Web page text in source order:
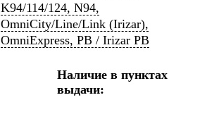
K94/114/124, N94,
OmniCity/Line/Link (Irizar),
OmniExpress, PB / Irizar PB
Наличие в пунктах
выдачи: